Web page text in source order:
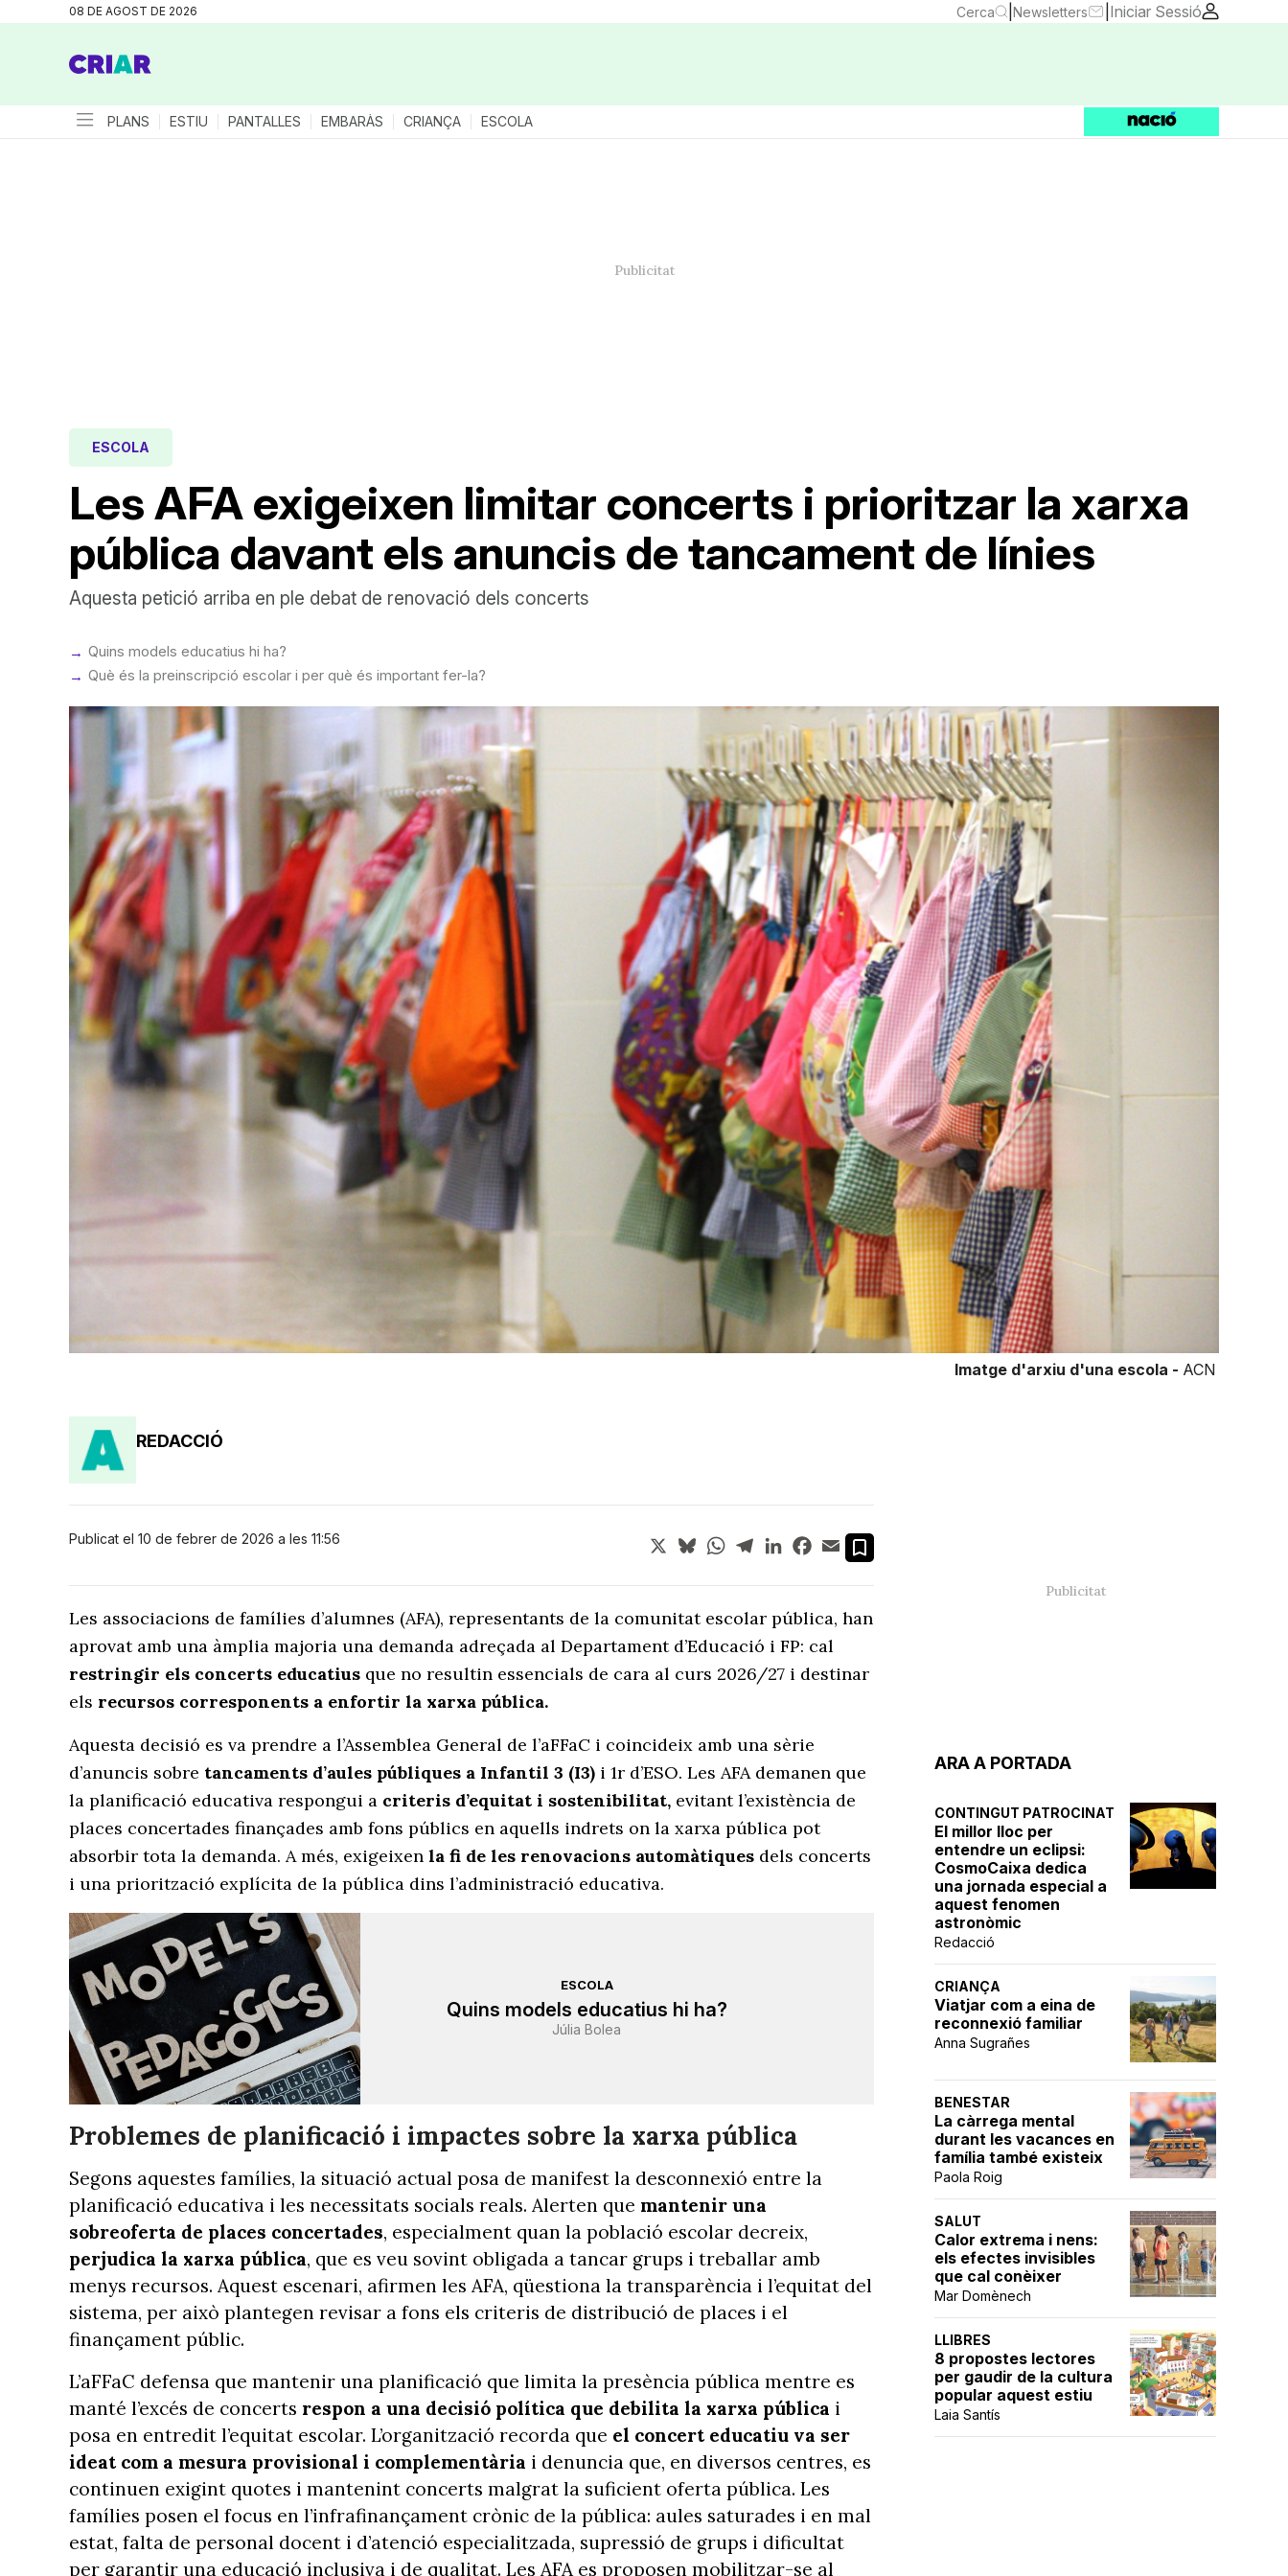
08 DE AGOST DE 2026 Cerca Newsletters Iniciar Sessió
PLANS ESTIU PANTALLES EMBARÀS CRIANÇA ESCOLA
Les AFA exigeixen limitar concerts i prioritzar la xarxa
pública davant els anuncis de tancament de línies
ESCOLA
Aquesta petició arriba en ple debat de renovació dels concerts
Quins models educatius hi ha?
Què és la preinscripció escolar i per què és important fer-la?
Imatge d'arxiu d'una escola - ACN
ARA A PORTADA
CONTINGUT PATROCINAT
El millor lloc per
entendre un eclipsi:
CosmoCaixa dedica
una jornada especial a
aquest fenomen
astronòmic
Redacció
CRIANÇA
Viatjar com a eina de
reconnexió familiar
Anna Sugrañes
BENESTAR
La càrrega mental
durant les vacances en
família també existeix
Paola Roig
SALUT
Calor extrema i nens:
els efectes invisibles
que cal conèixer
Mar Domènech
LLIBRES
8 propostes lectores
per gaudir de la cultura
popular aquest estiu
Laia Santís
REDACCIÓ
Publicat el 10 de febrer de 2026 a les 11:56 X BlueskyWhatsApp
TelegramLinkedInFacebook
Email
Les associacions de famílies d’alumnes (AFA), representants de la comunitat escolar pública, han
aprovat amb una àmplia majoria una demanda adreçada al Departament d’Educació i FP: cal
restringir els concerts educatius que no resultin essencials de cara al curs 2026/27 i destinar
els recursos corresponents a enfortir la xarxa pública.
Aquesta decisió es va prendre a l’Assemblea General de l’aFFaC i coincideix amb una sèrie
d’anuncis sobre tancaments d’aules públiques a Infantil 3 (I3) i 1r d’ESO. Les AFA demanen que
la planificació educativa respongui a criteris d’equitat i sostenibilitat, evitant l’existència de
places concertades finançades amb fons públics en aquells indrets on la xarxa pública pot
absorbir tota la demanda. A més, exigeixen la fi de les renovacions automàtiques dels concerts
i una priorització explícita de la pública dins l’administració educativa.
ESCOLA
Quins models educatius hi ha?
Júlia Bolea
Problemes de planificació i impactes sobre la xarxa pública
Segons aquestes famílies, la situació actual posa de manifest la desconnexió entre la
planificació educativa i les necessitats socials reals. Alerten que mantenir una
sobreoferta de places concertades, especialment quan la població escolar decreix,
perjudica la xarxa pública, que es veu sovint obligada a tancar grups i treballar amb
menys recursos. Aquest escenari, afirmen les AFA, qüestiona la transparència i l’equitat del
sistema, per això plantegen revisar a fons els criteris de distribució de places i el
finançament públic.
L’aFFaC defensa que mantenir una planificació que limita la presència pública mentre es
manté l’excés de concerts respon a una decisió política que debilita la xarxa pública i
posa en entredit l’equitat escolar. L’organització recorda que el concert educatiu va ser
ideat com a mesura provisional i complementària i denuncia que, en diversos centres, es
continuen exigint quotes i mantenint concerts malgrat la suficient oferta pública. Les
famílies posen el focus en l’infrafinançament crònic de la pública: aules saturades i en mal
estat, falta de personal docent i d’atenció especialitzada, supressió de grups i dificultat
per garantir una educació inclusiva i de qualitat. Les AFA es proposen mobilitzar-se al